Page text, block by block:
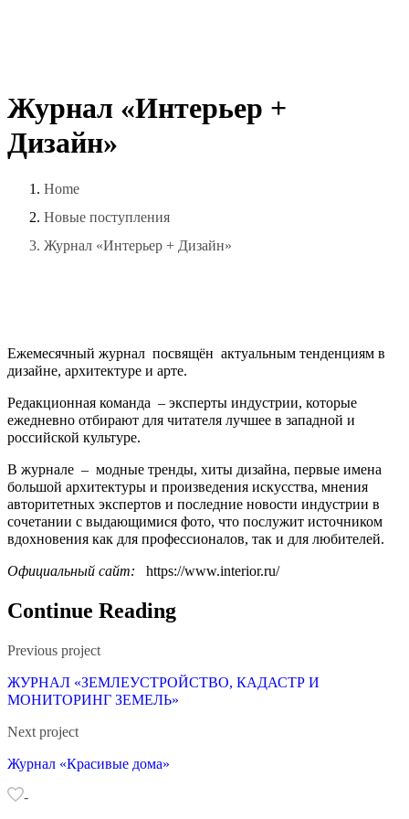
Журнал «Интерьер +
Дизайн»
Home
Новые поступления
Журнал «Интерьер + Дизайн»
Ежемесячный журнал посвящён актуальным тенденциям в
дизайне, архитектуре и арте.
Редакционная команда – эксперты индустрии, которые
ежедневно отбирают для читателя лучшее в западной и
российской культуре.
В журнале – модные тренды, хиты дизайна, первые имена
большой архитектуры и произведения искусства, мнения
авторитетных экспертов и последние новости индустрии в
сочетании с выдающимися фото, что послужит источником
вдохновения как для профессионалов, так и для любителей.
Официальный сайт: https://www.interior.ru/
Continue Reading
Previous project
ЖУРНАЛ «ЗЕМЛЕУСТРОЙСТВО, КАДАСТР И
МОНИТОРИНГ ЗЕМЕЛЬ»
Next project
Журнал «Красивые дома»
-